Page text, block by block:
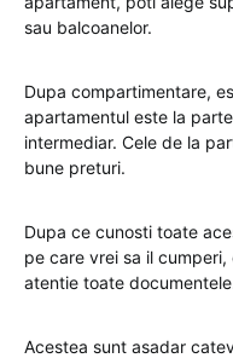
sau balcoanelor.
Dupa compartimentare,
apartamentul este la
intermediar. Cele de la
bune preturi.
Dupa ce cunosti toate
pe care vrei sa il
atentie toate
Acestea sunt asadar